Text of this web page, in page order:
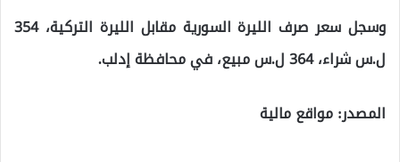
وسجل سعر صرف الليرة السورية مقابل الليرة التركية، 354
ل.س شراء، 364 ل.س مبيع، في محافظة إدلب.
المصدر: مواقع مالية